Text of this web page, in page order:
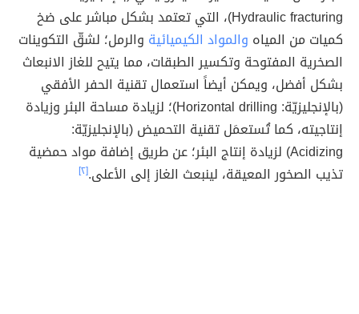
Hydraulic fracturing)، التي تعتمد بشكل مباشر على ضخ
كميات من المياه والمواد الكيميائية والرمل؛ لشقّ التكوينات
الصخرية المفتوحة وتكسير الطبقات، مما يتيح للغاز الانبعاث
بشكل أفضل، ويمكن أيضاً استعمال تقنية الحفر الأفقي
(بالإنجليزيّة: Horizontal drilling)؛ لزيادة مساحة البئر وزيادة
إنتاجيته، كما تُستعمَل تقنية التحميض (بالإنجليزيّة:
Acidizing) لزيادة إنتاج البئر؛ عن طريق إضافة مواد حمضية
تذيب الصخور المعيقة، لينبعث الغاز إلى الأعلى.[٢]